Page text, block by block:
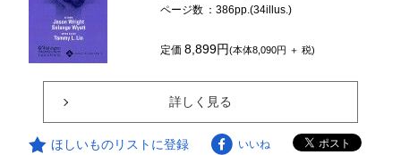
ページ数 ：386pp.(34illus.)
定価8,899円(本体8,090円 ＋ 税)
詳しく見る
ほしいものリストに登録 いいね